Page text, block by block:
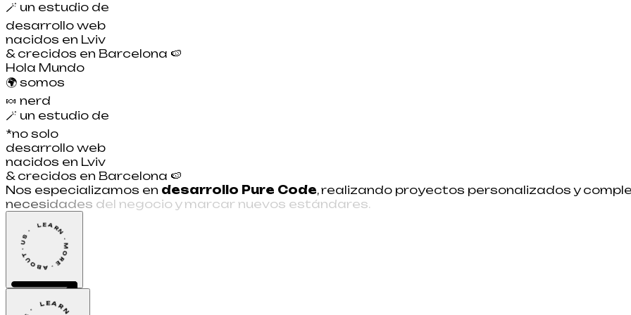
🪄 un estudio de
desarrollo web
nacidos en Lviv
& crecidos en Barcelona 🍉
Hola Mundo
🌍 somos
🍬 nerd
🪄 un estudio de
*no solo
desarrollo web
nacidos en Lviv
& crecidos en Barcelona 🍉
Nos especializamos en desarro o Pure Code, realizando proyectos personalizados y comple
necesidades del negocio y marcar nuevos estándares.
LEARN · MORE · ABOUT · US ·